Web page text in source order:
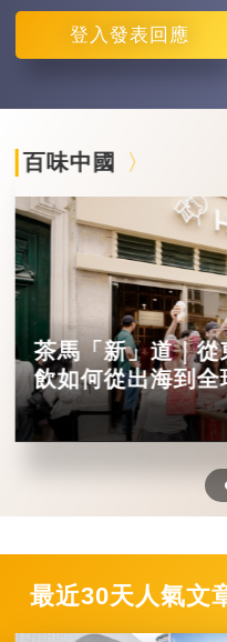
登入 發表回應
百味中國
茶馬「新」道｜
飲如何從出海到全
最近30天人氣文